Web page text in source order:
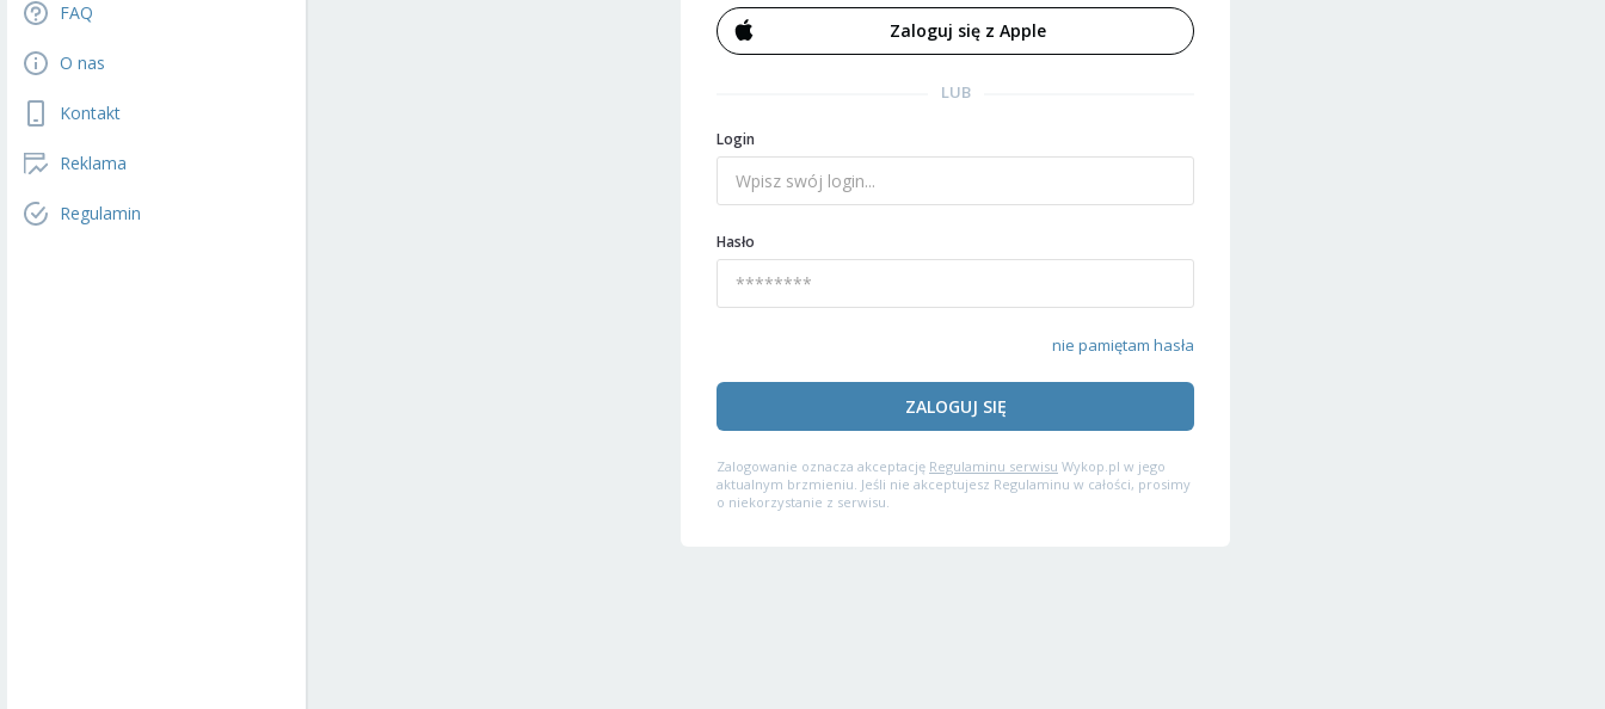
FAQ
O nas
Kontakt
Reklama
Regulamin
Zaloguj się z Apple
LUB
Login
Hasło
nie pamiętam hasła
ZALOGUJ SIĘ
Zalogowanie oznacza akceptację Regulaminu serwisu Wykop.pl w jego
aktualnym brzmieniu. Jeśli nie akceptujesz Regulaminu w całości, prosimy
o niekorzystanie z serwisu.